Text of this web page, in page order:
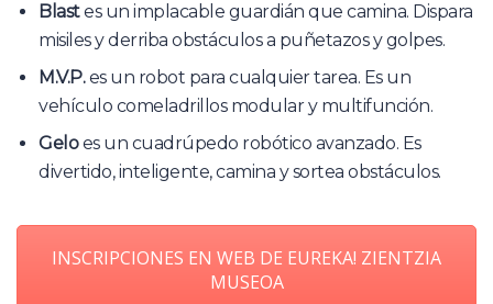
Blastes un implacable guardián que camina. Dispara
misiles y derriba obstáculos a puñetazos y golpes.
M.V.P.es un robot para cualquier tarea. Es un
vehículo comeladrillos modular y multifunción.
Geloes un cuadrúpedo robótico avanzado. Es
divertido, inteligente, camina y sortea obstáculos.
INSCRIPCIONES EN WEB DE EUREKA! ZIENTZIA
MUSEOA